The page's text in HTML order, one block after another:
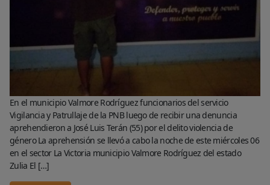
En el municipio Valmore Rodríguez funcionarios del servicio
Vigilancia y Patrullaje de la PNB luego de recibir una denuncia
aprehendieron a José Luis Terán (55) por el delito violencia de
género La aprehensión se llevó a cabo la noche de este miércoles 06
en el sector La Victoria municipio Valmore Rodríguez del estado
Zulia El […]